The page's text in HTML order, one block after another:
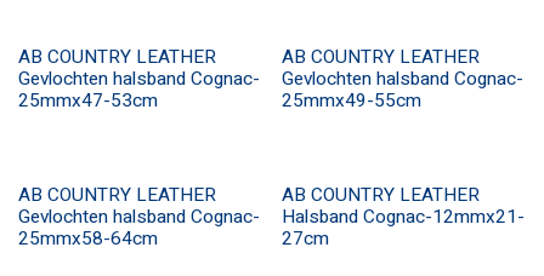
AB COUNTRY LEATHER
Gevlochten halsband Cognac-
25mmx47-53cm
AB COUNTRY LEATHER
Gevlochten halsband Cognac-
25mmx49-55cm
AB COUNTRY LEATHER
Gevlochten halsband Cognac-
25mmx58-64cm
AB COUNTRY LEATHER
Halsband Cognac-12mmx21-
27cm